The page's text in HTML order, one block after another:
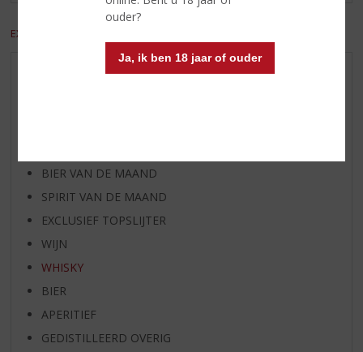
ouder?
Ja, ik ben 18 jaar of ouder
EXCL. BTW
AANBIEDINGEN
BIER VAN DE MAAND
SPIRIT VAN DE MAAND
EXCLUSIEF TOPSLIJTER
WIJN
WHISKY
BIER
APERITIEF
GEDISTILLEERD OVERIG